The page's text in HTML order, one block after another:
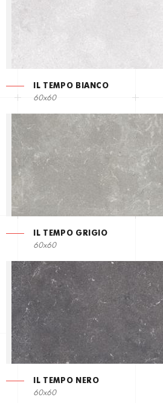
IL TEMPO BIANCO
60x60
IL TEMPO GRIGIO
60x60
IL TEMPO NERO
60x60